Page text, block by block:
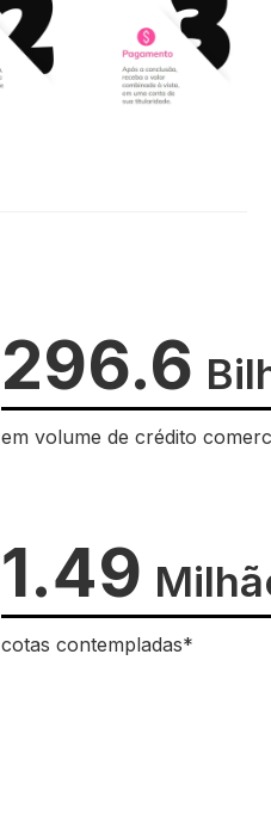
296.6
em volume de crédito
1.49
cotas contempladas*